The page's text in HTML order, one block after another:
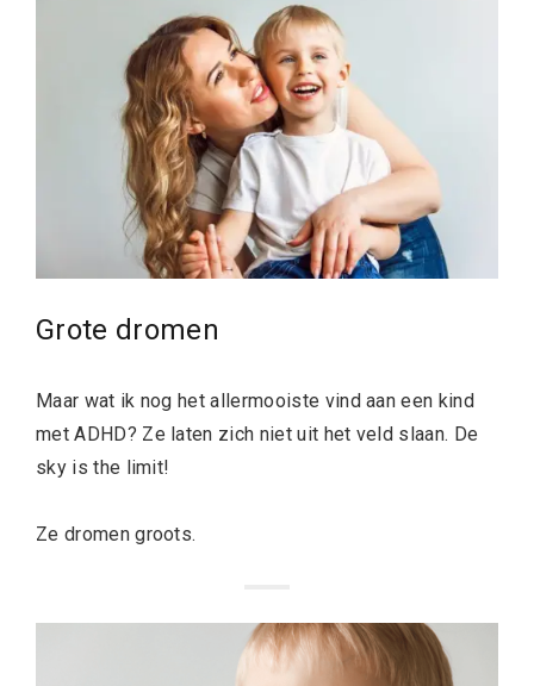
Grote dromen
Maar wat ik nog het allermooiste vind aan een kind
met ADHD? Ze laten zich niet uit het veld slaan. De
sky is the limit!
Ze dromen groots.